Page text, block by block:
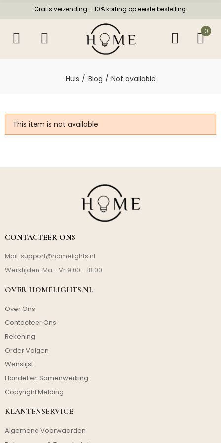
Gratis verzending – 10% korting op eerste bestelling.
0
Huis Blog Not available
This item is not available
CONTACTEER ONS
Mail: support@homelights.nl
Werktijden: Ma - Vr 9:00 - 18:00
OVER HOMELIGHTS.NL
Over Ons
Contacteer Ons
Rekening
Order Volgen
Wenslijst
Handel en Samenwerking
Copyright Melding
KLANTENSERVICE
Algemene Voorwaarden